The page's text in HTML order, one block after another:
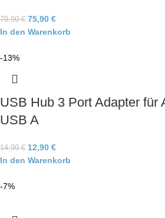
79,90€ 75,90 €
In den Warenkorb
-13%
USB Hub 3 Port Adapter für
USB A
14,90€ 12,90 €
In den Warenkorb
-7%